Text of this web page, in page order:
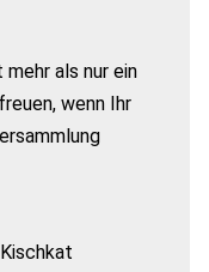
als nur ein
wenn Ihr